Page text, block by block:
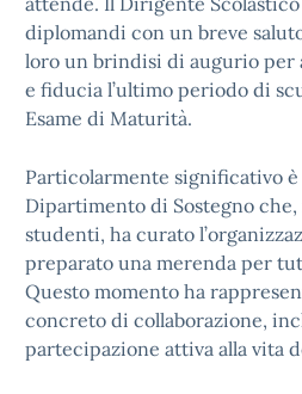
diplomandi con un breve
loro un brindisi di augurio per
e fiducia l’ultimo periodo di
Esame di Maturità.
Particolarmente significativo
Dipartimento di Sostegno
studenti, ha curato
preparato una merenda per
Questo momento ha
concreto di collaborazione,
partecipazione attiva alla vita